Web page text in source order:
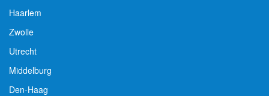
Haarlem
Zwolle
Utrecht
Middelburg
Den-Haag